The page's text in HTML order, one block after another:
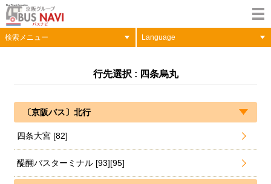
検索メニュー Language
行先選択 : 四条烏丸
〔京阪バス〕北行
四条大宮 [82]
醍醐バスターミナル [93][95]